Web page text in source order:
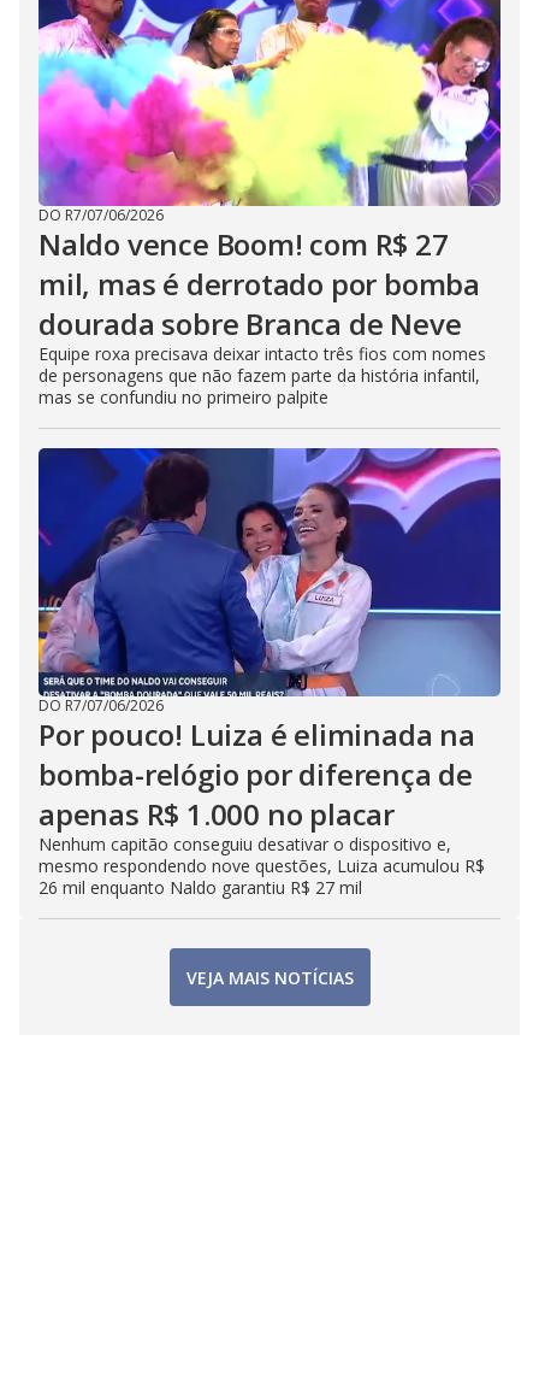
DO R7/07/06/2026
Naldo vence Boom! com R$ 27
mil, mas é derrotado por bomba
dourada sobre Branca de Neve
Equipe roxa precisava deixar intacto três fios com nomes
de personagens que não fazem parte da história infantil,
mas se confundiu no primeiro palpite
DO R7/07/06/2026
Por pouco! Luiza é eliminada na
bomba-relógio por diferença de
apenas R$ 1.000 no placar
Nenhum capitão conseguiu desativar o dispositivo e,
mesmo respondendo nove questões, Luiza acumulou R$
26 mil enquanto Naldo garantiu R$ 27 mil
VEJA MAIS NOTÍCIAS